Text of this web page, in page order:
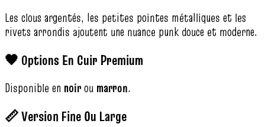
Les clous argentés, les petites pointes métalliques et les
rivets arrondis ajoutent une nuance punk douce et moderne.
🖤 Options En Cuir Premium
Disponible en noirou marron.
📏 Version Fine Ou Large